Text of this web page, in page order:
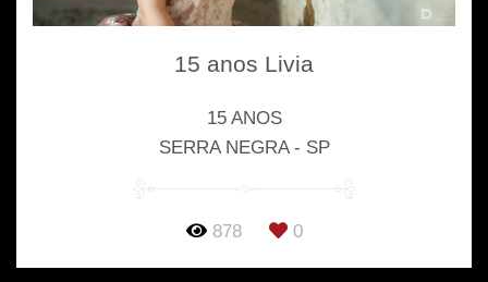
15 anos Livia
15 ANOS
SERRA NEGRA - SP
878 0